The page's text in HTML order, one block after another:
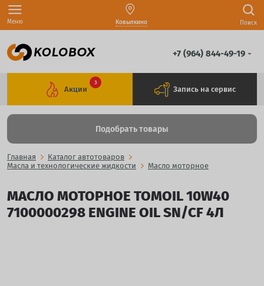
Меню Ковылкино Поиск
+7 (964) 844-49-19
Акции
3
Запись на сервис
Подобрать товары
Главная
Каталог автотоваров
Масла и технологические жидкости
Масло моторное
МАСЛО МОТОРНОЕ TOMOIL 10W40
7100000298 ENGINE OIL SN/CF 4Л